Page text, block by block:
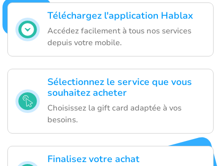
Téléchargez l'application Hablax
Accédez facilement à tous nos services
depuis votre mobile.
Sélectionnez le service que vous
souhaitez acheter
Choisissez la gift card adaptée à vos
besoins.
Finalisez votre achat